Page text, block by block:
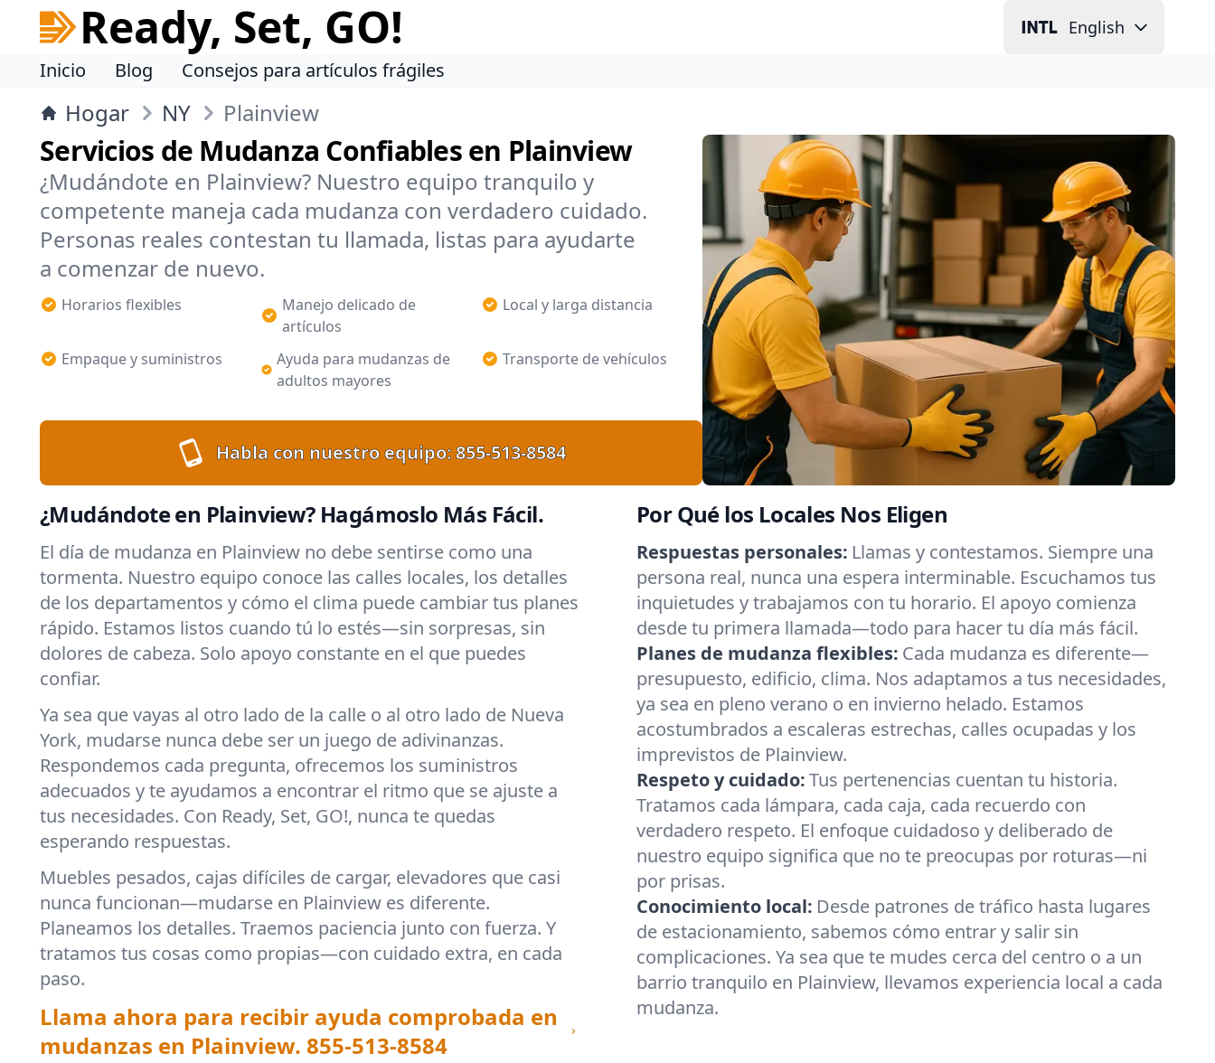
Ready, Set, GO! English
Inicio Blog Consejos para artículos frágiles
Hogar NY Plainview
Servicios de Mudanza Confiables en Plainview
¿Mudándote en Plainview? Nuestro equipo tranquilo y
competente maneja cada mudanza con verdadero cuidado.
Personas reales contestan tu llamada, listas para ayudarte
a comenzar de nuevo.
Horarios flexibles
Manejo delicado de
artículos
Local y larga distancia
Empaque y suministros
Ayuda para mudanzas de
adultos mayores
Transporte de vehículos
Habla con nuestro equipo:855-513-8584
¿Mudándote en Plainview? Hagámoslo Más Fácil.
El día de mudanza en Plainview no debe sentirse como una
tormenta. Nuestro equipo conoce las calles locales, los detalles
de los departamentos y cómo el clima puede cambiar tus planes
rápido. Estamos listos cuando tú lo estés—sin sorpresas, sin
dolores de cabeza. Solo apoyo constante en el que puedes
confiar.
Ya sea que vayas al otro lado de la calle o al otro lado de Nueva
York, mudarse nunca debe ser un juego de adivinanzas.
Respondemos cada pregunta, ofrecemos los suministros
adecuados y te ayudamos a encontrar el ritmo que se ajuste a
tus necesidades. Con Ready, Set, GO!, nunca te quedas
esperando respuestas.
Muebles pesados, cajas difíciles de cargar, elevadores que casi
nunca funcionan—mudarse en Plainview es diferente.
Planeamos los detalles. Traemos paciencia junto con fuerza. Y
tratamos tus cosas como propias—con cuidado extra, en cada
paso.
Llama ahora para recibir ayuda comprobada en
mudanzas en Plainview. 855-513-8584
Por Qué los Locales Nos Eligen
Respuestas personales: Llamas y contestamos. Siempre una
persona real, nunca una espera interminable. Escuchamos tus
inquietudes y trabajamos con tu horario. El apoyo comienza
desde tu primera llamada—todo para hacer tu día más fácil.
Planes de mudanza flexibles: Cada mudanza es diferente—
presupuesto, edificio, clima. Nos adaptamos a tus necesidades,
ya sea en pleno verano o en invierno helado. Estamos
acostumbrados a escaleras estrechas, calles ocupadas y los
imprevistos de Plainview.
Respeto y cuidado:Tus pertenencias cuentan tu historia.
Tratamos cada lámpara, cada caja, cada recuerdo con
verdadero respeto. El enfoque cuidadoso y deliberado de
nuestro equipo significa que no te preocupas por roturas—ni
por prisas.
Conocimiento local: Desde patrones de tráfico hasta lugares
de estacionamiento, sabemos cómo entrar y salir sin
complicaciones. Ya sea que te mudes cerca del centro o a un
barrio tranquilo en Plainview, llevamos experiencia local a cada
mudanza.